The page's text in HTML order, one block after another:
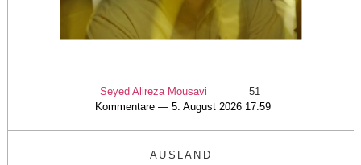
Seyed Alireza Mousavi
51
Kommentare — 5. August 2026 17:59
AUSLAND